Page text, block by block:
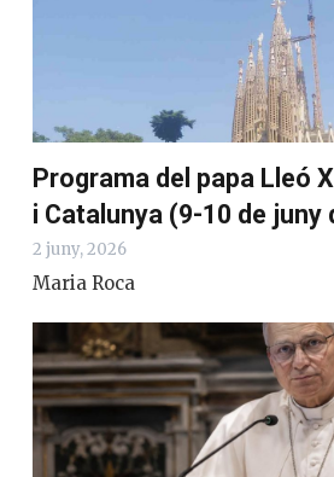
Programa del papa Lleó
i Catalunya (9-10 de juny
2 juny, 2026
Maria Roca